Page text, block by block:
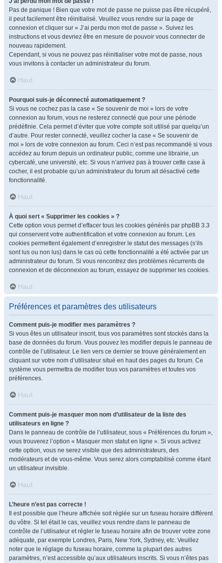
Pas de panique ! Bien que votre mot de passe ne puisse pas être récupéré,
il peut facilement être réinitialisé. Veuillez vous rendre sur la page de
connexion et cliquer sur « J’ai perdu mon mot de passe ». Suivez les
instructions et vous devriez être en mesure de pouvoir vous connecter de
nouveau rapidement.
Cependant, si vous ne pouvez pas réinitialiser votre mot de passe, nous
vous invitons à contacter un administrateur du forum.
Haut
Pourquoi suis-je déconnecté automatiquement ?
Si vous ne cochez pas la case « Se souvenir de moi » lors de votre
connexion au forum, vous ne resterez connecté que pour une période
prédéfinie. Cela permet d’éviter que votre compte soit utilisé par quelqu’un
d’autre. Pour rester connecté, veuillez cocher la case « Se souvenir de
moi » lors de votre connexion au forum. Ceci n’est pas recommandé si vous
accédez au forum depuis un ordinateur public, comme une librairie, un
cybercafé, une université, etc. Si vous n’arrivez pas à trouver cette case à
cocher, il est probable qu’un administrateur du forum ait désactivé cette
fonctionnalité.
Haut
À quoi sert « Supprimer les cookies » ?
Cette option vous permet d’effacer tous les cookies générés par phpBB 3.3
qui conservent votre authentification et votre connexion au forum. Les
cookies permettent également d’enregistrer le statut des messages (s’ils
sont lus ou non lus) dans le cas où cette fonctionnalité a été activée par un
administrateur du forum. Si vous rencontrez des problèmes récurrents de
connexion et de déconnexion au forum, essayez de supprimer les cookies.
Haut
Préférences et paramètres des utilisateurs
Comment puis-je modifier mes paramètres ?
Si vous êtes un utilisateur inscrit, tous vos paramètres sont stockés dans la
base de données du forum. Vous pouvez les modifier depuis le panneau de
contrôle de l’utilisateur. Le lien vers ce dernier se trouve généralement en
cliquant sur votre nom d’utilisateur situé en haut des pages du forum. Ce
système vous permettra de modifier tous vos paramètres et toutes vos
préférences.
Haut
Comment puis-je masquer mon nom d’utilisateur de la liste des
utilisateurs en ligne ?
Dans le panneau de contrôle de l’utilisateur, sous « Préférences du forum »,
vous trouverez l’option « Masquer mon statut en ligne ». Si vous activez
cette option, vous ne serez visible que des administrateurs, des
modérateurs et de vous-même. Vous serez alors comptabilisé comme étant
un utilisateur invisible.
Haut
L’heure n’est pas correcte !
Il est possible que l’heure affichée soit réglée sur un fuseau horaire différent
du vôtre. Si tel était le cas, veuillez vous rendre dans le panneau de
contrôle de l’utilisateur et régler le fuseau horaire afin de trouver votre zone
adéquate, par exemple Londres, Paris, New York, Sydney, etc. Veuillez
noter que le réglage du fuseau horaire, comme la plupart des autres
paramètres, n’est accessible qu’aux utilisateurs inscrits. Si vous n’êtes pas